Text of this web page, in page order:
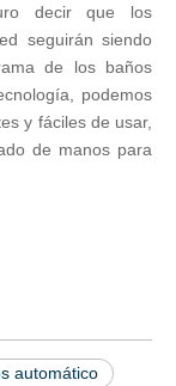
decir que los
seguirán siendo
de los baños
podemos
y fáciles de usar,
de manos para
automático